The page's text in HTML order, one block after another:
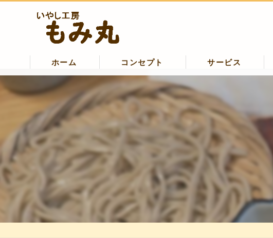
ホーム コンセプト
清瀬のマッサージ・いやし工房もみ丸の口コミ情報
清瀬のマッサージ･いやし工房もみ丸の評判
清瀬のマッサージ･いやし工房もみ丸のお客様の声
サービス